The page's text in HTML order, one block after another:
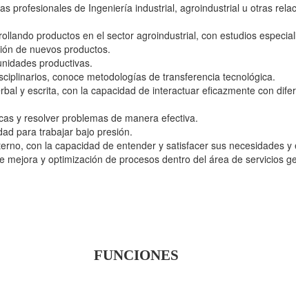
profesionales de Ingeniería industrial, agroindustrial u otras
productos en el sector agroindustrial, con estudios
de nuevos productos.
productivas.
conoce metodologías de transferencia tecnológica.
y escrita, con la capacidad de interactuar eficazmente con
y resolver problemas de manera efectiva.
para trabajar bajo presión.
con la capacidad de entender y satisfacer sus necesidades y
mejora y optimización de procesos dentro del área de servicios
FUNCIONES